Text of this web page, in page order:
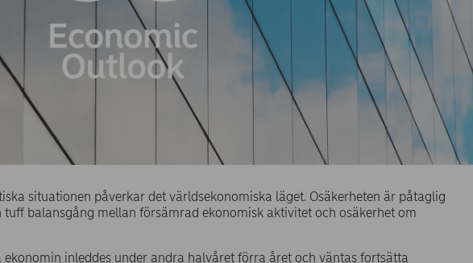
situationen påverkar det världsekonomiska läget. Osäkerheten är påtaglig
balansgång mellan försämrad ekonomisk aktivitet och osäkerhet om
ekonomin inleddes under andra halvåret förra året och väntas fortsätta